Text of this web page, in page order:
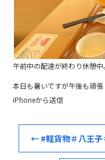
午前中の配達が終わり休憩中。
本日も暑いですが午後も頑張
iPhoneから送信
← #軽貨物＃八王